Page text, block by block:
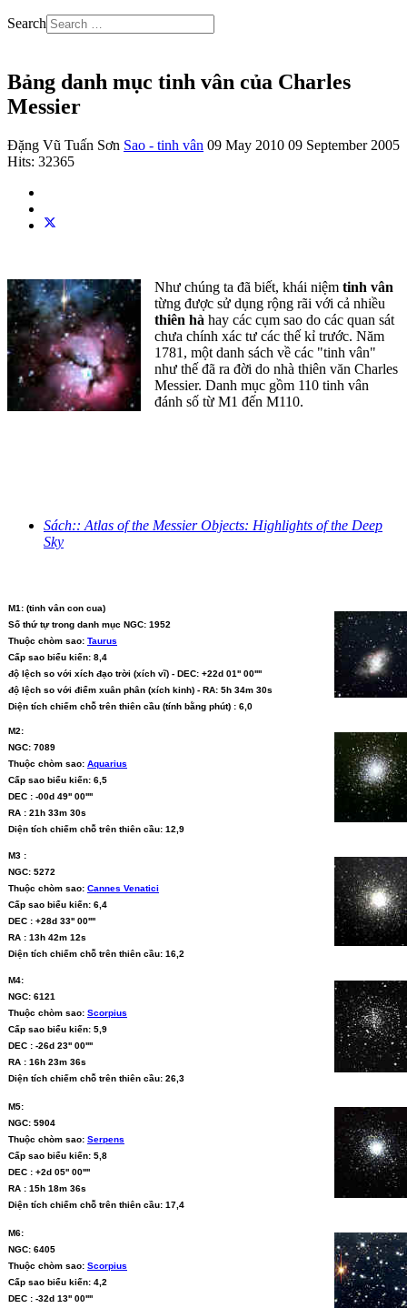
Search
Bảng danh mục tinh vân của Charles
Messier
Đặng Vũ Tuấn Sơn Sao - tinh vân 09 May 2010 09 September 2005
Hits: 32365
Như chúng ta đã biết, khái niệm tinh vân
từng được sử dụng rộng rãi với cả nhiều
thiên hà hay các cụm sao do các quan sát
chưa chính xác tư các thế kỉ trước. Năm
1781, một danh sách về các "tinh vân"
như thế đã ra đời do nhà thiên văn Charles
Messier. Danh mục gồm 110 tinh vân
đánh số từ M1 đến M110.
Sách:: Atlas of the Messier Objects: Highlights of the Deep
Sky
M1: (tinh vân con cua)
Số thứ tự trong danh mục NGC: 1952
Thuộc chòm sao: Taurus
Cấp sao biểu kiến: 8,4
độ lệch so với xích đạo trời (xích vĩ) - DEC: +22d 01'' 00''''
độ lệch so với điểm xuân phân (xích kinh) - RA: 5h 34m 30s
Diện tích chiếm chỗ trên thiên cầu (tính bằng phút) : 6,0
M2:
NGC: 7089
Thuộc chòm sao: Aquarius
Cấp sao biểu kiến: 6,5
DEC : -00d 49'' 00''''
RA : 21h 33m 30s
Diện tích chiếm chỗ trên thiên cầu: 12,9
M3 :
NGC: 5272
Thuộc chòm sao: Cannes Venatici
Cấp sao biểu kiến: 6,4
DEC : +28d 33'' 00''''
RA : 13h 42m 12s
Diện tích chiếm chỗ trên thiên cầu: 16,2
M4:
NGC: 6121
Thuộc chòm sao: Scorpius
Cấp sao biểu kiến: 5,9
DEC : -26d 23'' 00''''
RA : 16h 23m 36s
Diện tích chiếm chỗ trên thiên cầu: 26,3
M5:
NGC: 5904
Thuộc chòm sao: Serpens
Cấp sao biểu kiến: 5,8
DEC : +2d 05'' 00''''
RA : 15h 18m 36s
Diện tích chiếm chỗ trên thiên cầu: 17,4
M6:
NGC: 6405
Thuộc chòm sao: Scorpius
Cấp sao biểu kiến: 4,2
DEC : -32d 13'' 00''''